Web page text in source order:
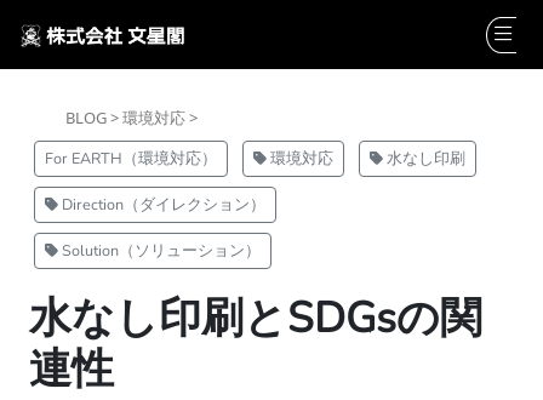
BLOG >環境対応 >
For EARTH（環境対応） 環境対応 水なし印刷
Direction（ダイレクション）
Solution（ソリューション）
水なし印刷とSDGsの関
連性